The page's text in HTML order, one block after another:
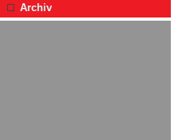
Archiv